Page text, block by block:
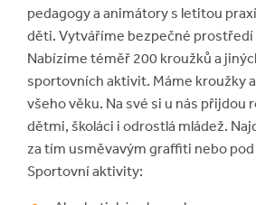
pedagogy a animátory s letitou
děti. Vytváříme bezpečné
Nabízíme téměř 200 kroužků a
sportovních aktivit. Máme kroužky
všeho věku. Na své si u nás přijdou
dětmi, školáci i odrostlá mládež.
za tím usměvavým graffiti nebo
Sportovní aktivity: